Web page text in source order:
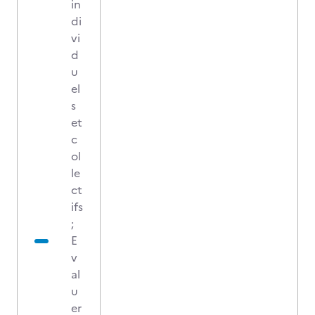
in
di
vi
d
u
el
s
et
c
ol
le
ct
ifs
;
E
v
al
u
er